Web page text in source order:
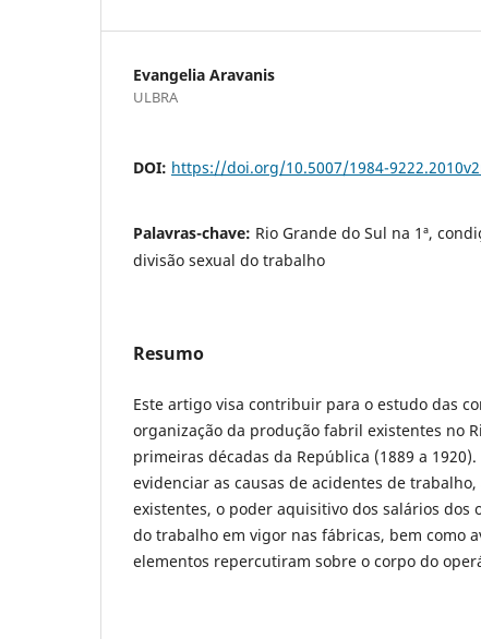
Evangelia Aravanis
ULBRA
DOI: https://doi.org/10.5007/1984-
Palavras-chave: Rio Grande do Sul na 1ª,
divisão sexual do trabalho
Resumo
Este artigo visa contribuir para o estudo das
organização da produção fabril existentes no
primeiras décadas da República (1889 a
evidenciar as causas de acidentes de
existentes, o poder aquisitivo dos salários dos
do trabalho em vigor nas fábricas, bem como
elementos repercutiram sobre o corpo do